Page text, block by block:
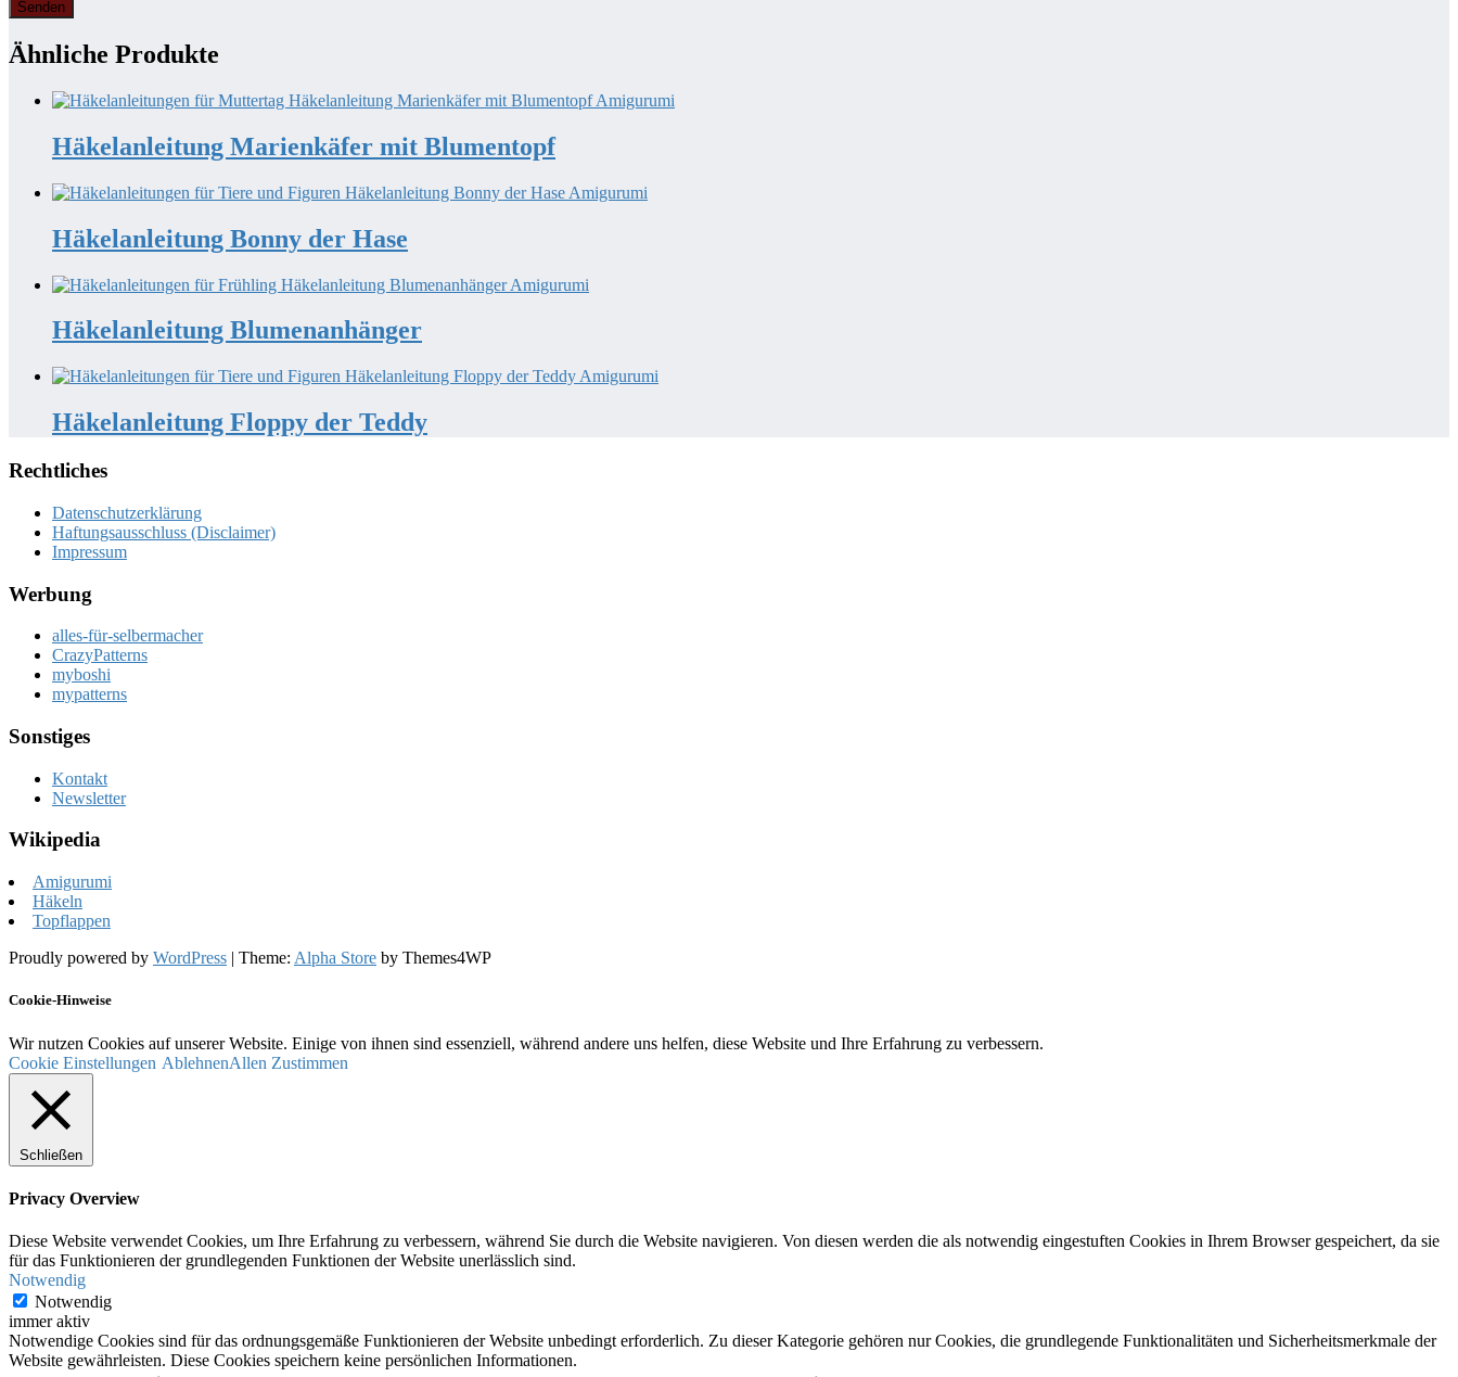
Ähnliche Produkte
Häkelanleitung Marienkäfer mit Blumentopf
Häkelanleitung Bonny der Hase
Häkelanleitung Blumenanhänger
Häkelanleitung Floppy der Teddy
Rechtliches
Datenschutzerklärung
Haftungsausschluss (Disclaimer)
Impressum
Werbung
alles-für-selbermacher
CrazyPatterns
myboshi
mypatterns
Sonstiges
Kontakt
Newsletter
Wikipedia
Amigurumi
Häkeln
Topflappen
Proudly powered by WordPress | Theme: Alpha Store by Themes4WP
Cookie-Hinweise
Wir nutzen Cookies auf unserer Website. Einige von ihnen sind essenziell, während andere uns helfen, diese Website und Ihre Erfahrung zu verbessern.
Cookie Einstellungen AblehnenAllen Zustimmen
Schließen
Privacy Overview
Diese Website verwendet Cookies, um Ihre Erfahrung zu verbessern, während Sie durch die Website navigieren. Von diesen werden die als notwendig eingestuften Cookies in Ihrem Browser gespeichert, da sie
für das Funktionieren der grundlegenden Funktionen der Website unerlässlich sind.
Notwendig
Notwendig
immer aktiv
Notwendige Cookies sind für das ordnungsgemäße Funktionieren der Website unbedingt erforderlich. Zu dieser Kategorie gehören nur Cookies, die grundlegende Funktionalitäten und Sicherheitsmerkmale der
Website gewährleisten. Diese Cookies speichern keine persönlichen Informationen.